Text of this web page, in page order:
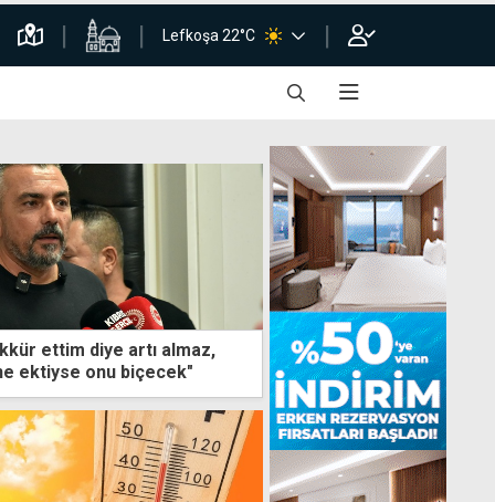
Lefkoşa 22°C
ettim diye artı almaz,
ektiyse onu biçecek"